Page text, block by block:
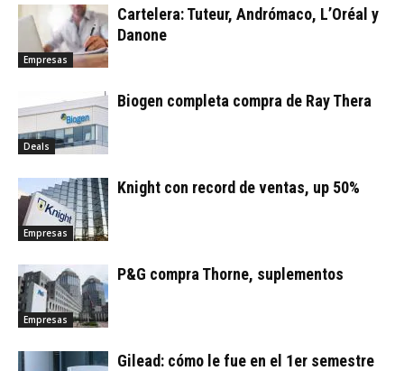
Empresas
Cartelera: Tuteur, Andrómaco, L’Oréal y
Danone
Deals
Biogen completa compra de Ray Thera
Empresas
Knight con record de ventas, up 50%
Empresas
P&G compra Thorne, suplementos
Gilead: cómo le fue en el 1er semestre